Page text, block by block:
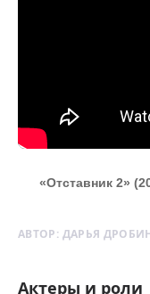
«Отставник 2»
АВТОР: ДАРЬЯ
Актеры и роли